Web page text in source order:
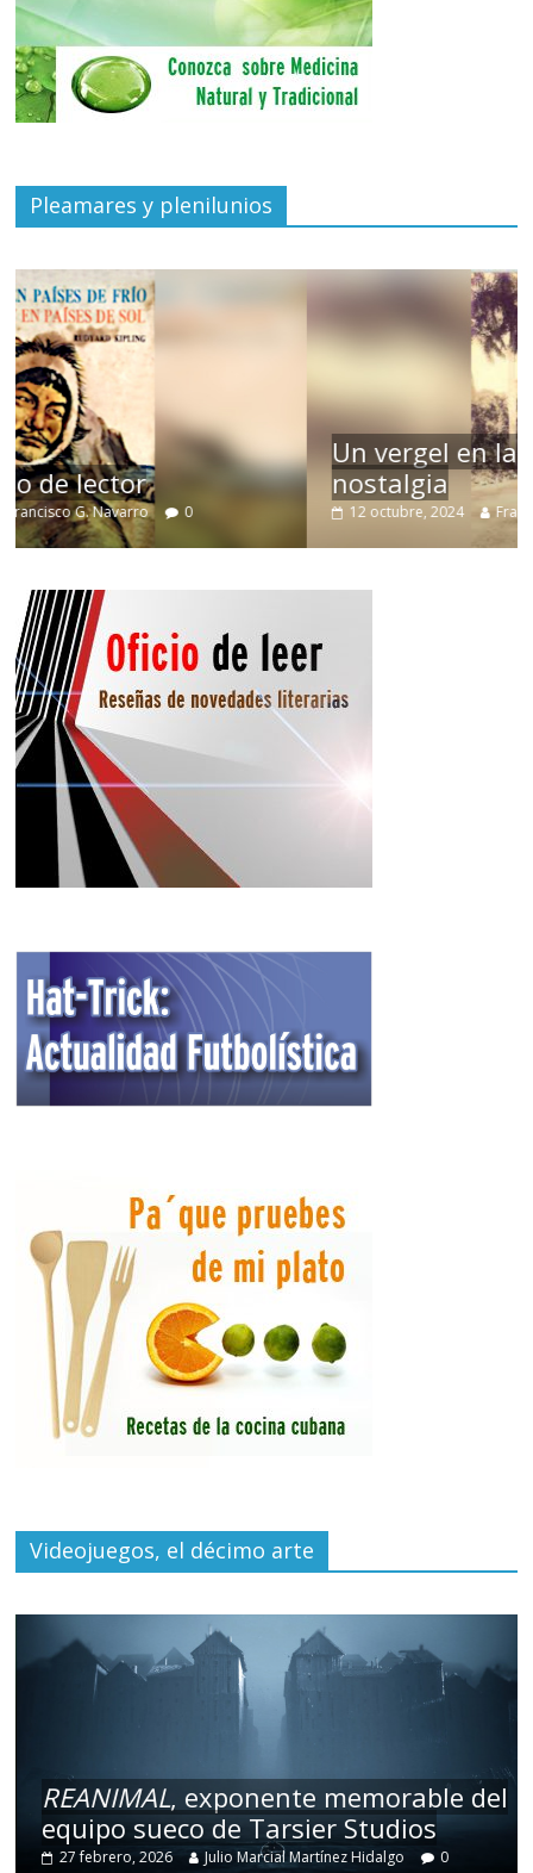
Pleamares y plenilunios
Un vergel en las nieblas de la
nostalgia
12 octubre, 2024 Francisco G. Navarro 0
Videojuegos, el décimo arte
REANIMAL, exponente memorable del
equipo sueco de Tarsier Studios
27 febrero, 2026 Julio Marcial Martínez Hidalgo 0